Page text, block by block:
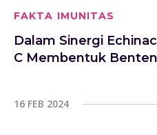
FAKTA IMUNITAS
Dalam Sinergi
C Membentuk
16 FEB 2024